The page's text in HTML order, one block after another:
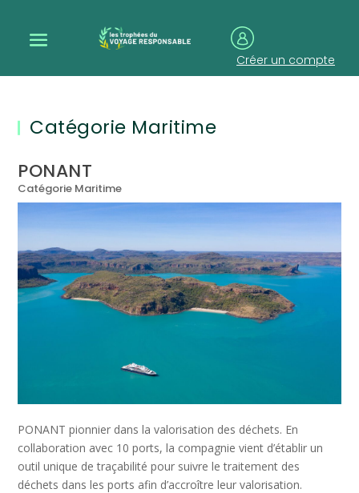
Créer un compte
Catégorie Maritime
PONANT
Catégorie Maritime
PONANT pionnier dans la valorisation des déchets. En
collaboration avec 10 ports, la compagnie vient d’établir un
outil unique de traçabilité pour suivre le traitement des
déchets dans les ports afin d’accroître leur valorisation.